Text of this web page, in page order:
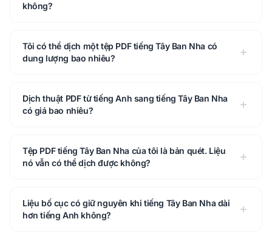
không?
Tôi có thể dịch một tệp PDF tiếng Tây Ban Nha có
dung lượng bao nhiêu?
Dịch thuật PDF từ tiếng Anh sang tiếng Tây Ban Nha
có giá bao nhiêu?
Tệp PDF tiếng Tây Ban Nha của tôi là bản quét. Liệu
nó vẫn có thể dịch được không?
Liệu bố cục có giữ nguyên khi tiếng Tây Ban Nha dài
hơn tiếng Anh không?